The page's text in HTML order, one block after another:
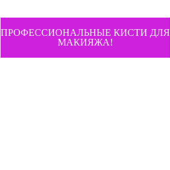
ПРОФЕССИОНАЛЬНЫЕ КИСТИ ДЛЯ
МАКИЯЖА!